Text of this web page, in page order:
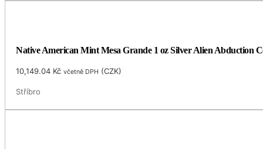
Native American Mint Mesa Grande 1 oz Silver Alien Abduction
10,149.04 Kč včetně DPH (CZK)
Stříbro